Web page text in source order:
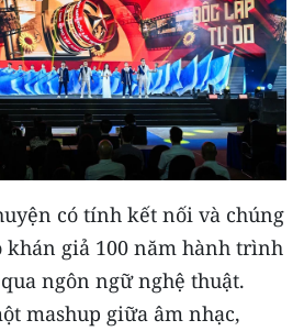
có tính kết nối và chúng
khán giả 100 năm hành trình
ngôn ngữ nghệ thuật.
mashup giữa âm nhạc,